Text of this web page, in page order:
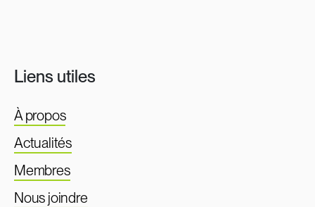
Liens utiles
À propos
Actualités
Membres
Nous joindre